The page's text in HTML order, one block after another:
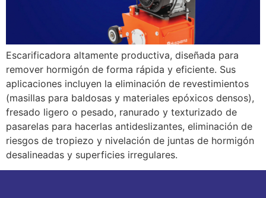
Escarificadora altamente productiva, diseñada para
remover hormigón de forma rápida y eficiente. Sus
aplicaciones incluyen la eliminación de revestimientos
(masillas para baldosas y materiales epóxicos densos),
fresado ligero o pesado, ranurado y texturizado de
pasarelas para hacerlas antideslizantes, eliminación de
riesgos de tropiezo y nivelación de juntas de hormigón
desalineadas y superficies irregulares.